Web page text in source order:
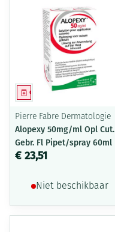
Geneesmiddel
Pierre Fabre Dermatologie
Alopexy 50mg/ml Opl Cut.
Gebr. Fl Pipet/spray 60ml
€ 23,51
Niet beschikbaar